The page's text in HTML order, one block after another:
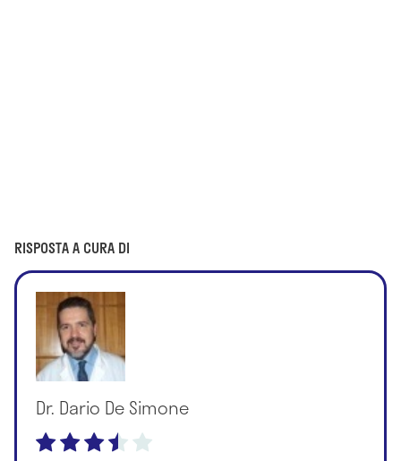
RISPOSTA A CURA DI
Dr. Dario De Simone